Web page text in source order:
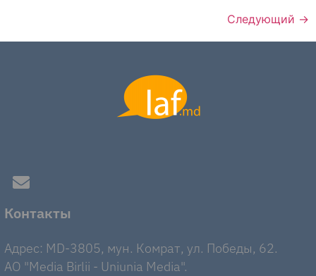
Следующий →
Контакты
Адрес: MD-3805, мун. Комрат, ул. Победы, 62.
AO "Media Birlii - Uniunia Media".